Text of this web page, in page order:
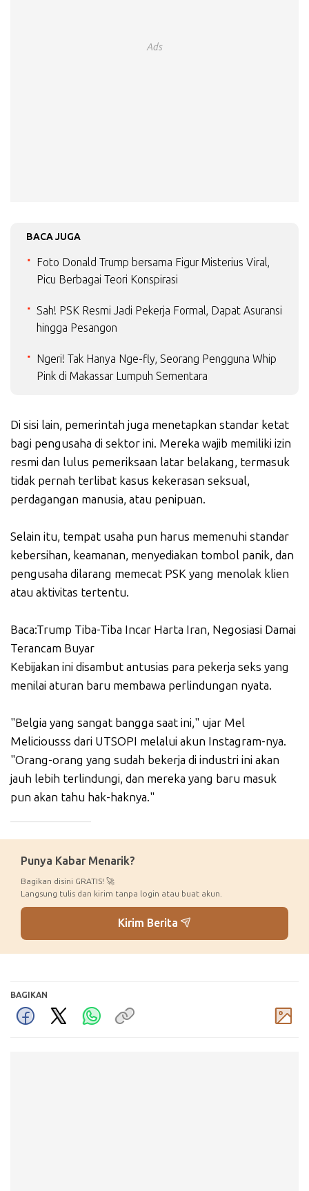
Ads
BACA JUGA
Foto Donald Trump bersama Figur Misterius Viral,
Picu Berbagai Teori Konspirasi
Sah! PSK Resmi Jadi Pekerja Formal, Dapat Asuransi
hingga Pesangon
Ngeri! Tak Hanya Nge-fly, Seorang Pengguna Whip
Pink di Makassar Lumpuh Sementara
Di sisi lain, pemerintah juga menetapkan standar ketat
bagi pengusaha di sektor ini. Mereka wajib memiliki izin
resmi dan lulus pemeriksaan latar belakang, termasuk
tidak pernah terlibat kasus kekerasan seksual,
perdagangan manusia, atau penipuan.
Selain itu, tempat usaha pun harus memenuhi standar
kebersihan, keamanan, menyediakan tombol panik, dan
pengusaha dilarang memecat PSK yang menolak klien
atau aktivitas tertentu.
Baca:Trump Tiba-Tiba Incar Harta Iran, Negosiasi Damai
Terancam Buyar
Kebijakan ini disambut antusias para pekerja seks yang
menilai aturan baru membawa perlindungan nyata.
"Belgia yang sangat bangga saat ini," ujar Mel
Meliciousss dari UTSOPI melalui akun Instagram-nya.
"Orang-orang yang sudah bekerja di industri ini akan
jauh lebih terlindungi, dan mereka yang baru masuk
pun akan tahu hak-haknya."
Punya Kabar Menarik?
Bagikan disini GRATIS! 🚀
Langsung tulis dan kirim tanpa login atau buat akun.
Kirim Berita
BAGIKAN